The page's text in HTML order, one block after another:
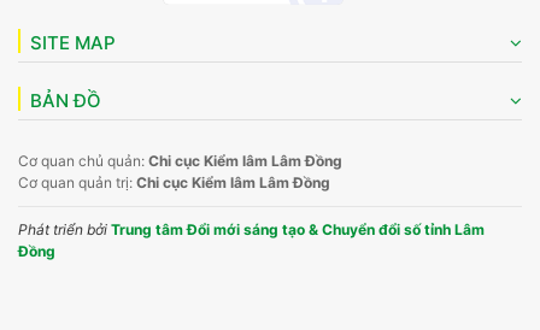
SITE MAP
BẢN ĐỒ
Cơ quan chủ quản: Chi cục Kiểm lâm Lâm Đồng
Cơ quan quản trị: Chi cục Kiểm lâm Lâm Đồng
Phát triển bởi Trung tâm Đổi mới sáng tạo & Chuyển đổi số tỉnh Lâm
Đồng